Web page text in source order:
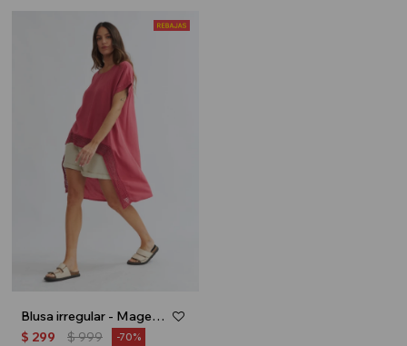
Blusa irregular - Magenta
$ 299 $999 70